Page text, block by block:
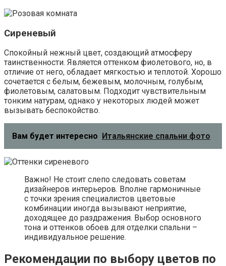
индивидуальное решение.
Рекомендации по выбору цветов по
сторонам света
При выборе цветовой палитры обоев для спальни
разумно будет ориентироваться на стороны света и
степень освещенности комнаты.
Север
Если окна выходят на север, северо-запад, северо-
восток, лучше отдать предпочтение теплым
согревающим оттенкам:
светло-розовому,
бежевому,
песочному,
персиковому,
золотистому,
чайной розы.
на психику и снимают стрессы.